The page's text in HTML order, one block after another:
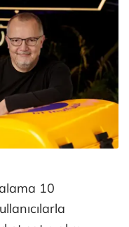
10